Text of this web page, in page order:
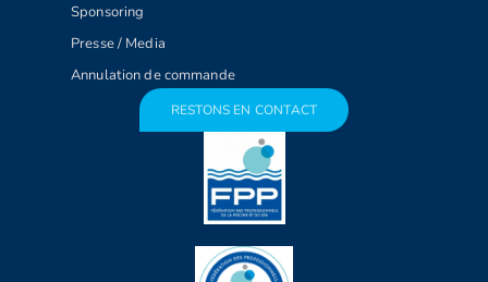
Sponsoring
Presse / Media
Annulation de commande
RESTONS EN CONTACT